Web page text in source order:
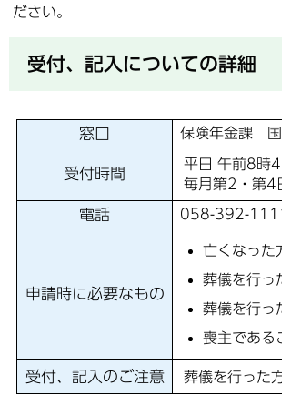
ださい。
受付、記入についての詳細
窓口 保険年金課 国
受付時間
平日 午前8時
毎月第2・第4
電話 058-392-
申請時に必要なもの
亡くなった
葬儀を行っ
葬儀を行っ
喪主である
受付、記入のご注意 葬儀を行った方